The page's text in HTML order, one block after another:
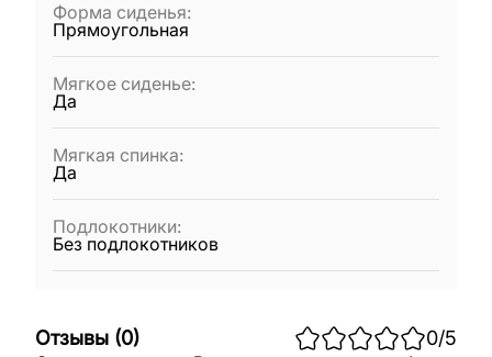
Форма сиденья:
Прямоугольная
Мягкое сиденье:
Да
Мягкая спинка:
Да
Подлокотники:
Без подлокотников
Отзывы (0) 0/5